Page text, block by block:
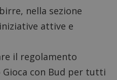
, nella sezione
attive e
il regolamento
Gioca con Bud per tutti